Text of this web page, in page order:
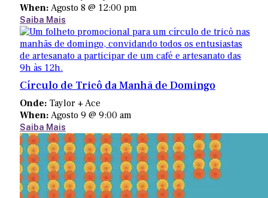
When: Agosto 8 @ 12:00 pm
Saiba Mais
Círculo de Tricô da Manhã de Domingo
Onde: Taylor + Ace
When: Agosto 9 @ 9:00 am
Saiba Mais